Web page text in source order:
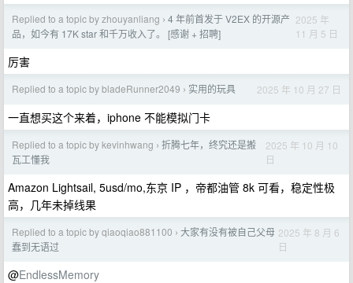
Replied to a topic by zhouyanliang › 4 年前首发于 V2EX 的开源产
品，如今有 17K star 和千万收入了。 [感谢 + 招聘]
2025 年
11 月 5 日
厉害
Replied to a topic by bladeRunner2049 › 实用的玩具 2025 年 10 月 27 日
一直想买这个来着，iphone 不能模拟门卡
Replied to a topic by kevinhwang › 折腾七年，终究还是搬
瓦工懂我
2025 年 10 月 10
日
Amazon Lightsail, 5usd/mo,东京 IP ，帝都油管 8k 可看，稳定性极
高，几年未掉线果
Replied to a topic by qiaoqiao881100 › 大家有没有被自己父母
蠢到无语过
2025 年 8 月 6
日
@EndlessMemory